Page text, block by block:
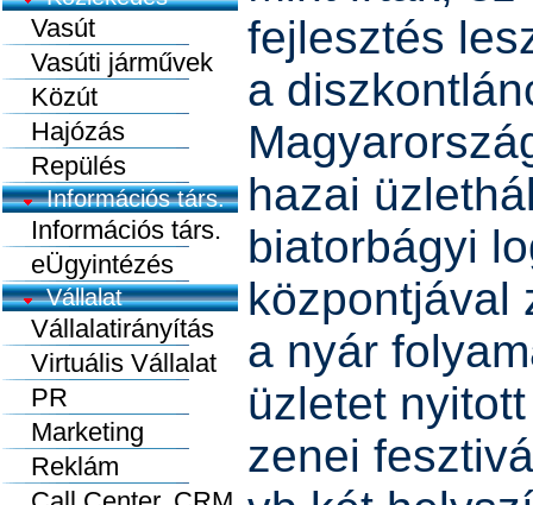
Vasút
Vasúti járművek
Közút
Hajózás
Repülés
Információs társ.
Információs társ.
eÜgyintézés
Vállalat
Vállalatirányítás
Virtuális Vállalat
PR
Marketing
Reklám
fejlesztés
a
hazai
biatorbágyi
központjával
a nyár
üzletet
zenei